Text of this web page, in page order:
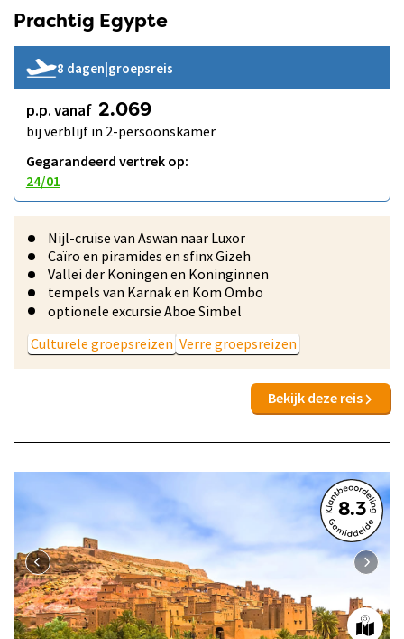
Prachtig Egypte
8 dagen|groepsreis
p.p. vanaf 2.069
bij verblijf in 2-persoonskamer
Gegarandeerd vertrek op:
24/01
Nijl-cruise van Aswan naar Luxor
Caïro en piramides en sfinx Gizeh
Vallei der Koningen en Koninginnen
tempels van Karnak en Kom Ombo
optionele excursie Aboe Simbel
Culturele groepsreizen Verre groepsreizen
Bekijk deze reis
8.3